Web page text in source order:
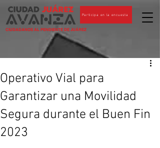
CIUDADANOS AL PENDIENTE DE JUÁREZ
Participa en la encuesta
Operativo Vial para
Garantizar una Movilidad
Segura durante el Buen Fin
2023